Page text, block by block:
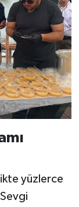
yüzlerce